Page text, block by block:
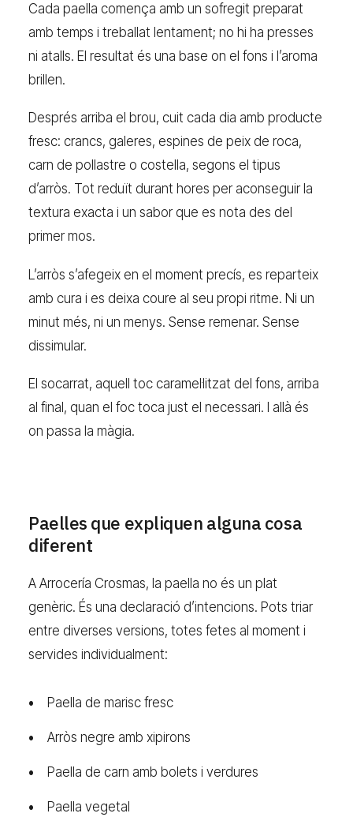
Cada paella comença amb un sofregit preparat
amb temps i treballat lentament; no hi ha presses
ni atalls. El resultat és una base on el fons i l’aroma
brillen.
Després arriba el brou, cuit cada dia amb producte
fresc: crancs, galeres, espines de peix de roca,
carn de pollastre o costella, segons el tipus
d’arròs. Tot reduït durant hores per aconseguir la
textura exacta i un sabor que es nota des del
primer mos.
L’arròs s’afegeix en el moment precís, es reparteix
amb cura i es deixa coure al seu propi ritme. Ni un
minut més, ni un menys. Sense remenar. Sense
dissimular.
El socarrat, aquell toc caramel·litzat del fons, arriba
al final, quan el foc toca just el necessari. I allà és
on passa la màgia.
Paelles que expliquen alguna cosa
diferent
A Arrocería Crosmas, la paella no és un plat
genèric. És una declaració d’intencions. Pots triar
entre diverses versions, totes fetes al moment i
servides individualment:
Paella de marisc fresc
Arròs negre amb xipirons
Paella de carn amb bolets i verdures
Paella vegetal